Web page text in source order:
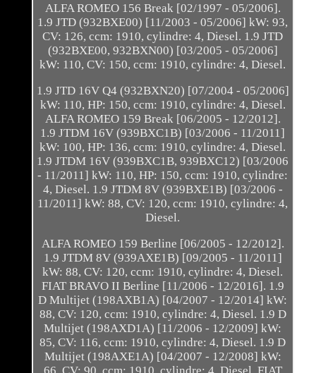
ALFA ROMEO 156 Break [02/1997 - 05/2006].
1.9 JTD (932BXE00) [11/2003 - 05/2006] kW: 93,
CV: 126, ccm: 1910, cylindre: 4, Diesel. 1.9 JTD
(932BXE00, 932BXN00) [03/2005 - 05/2006]
kW: 110, CV: 150, ccm: 1910, cylindre: 4, Diesel.
1.9 JTD 16V Q4 (932BXN20) [07/2004 - 05/2006]
kW: 110, HP: 150, ccm: 1910, cylindre: 4, Diesel.
ALFA ROMEO 159 Break [06/2005 - 12/2012].
1.9 JTDM 16V (939BXC1B) [03/2006 - 11/2011]
kW: 100, HP: 136, ccm: 1910, cylindre: 4, Diesel.
1.9 JTDM 16V (939BXC1B, 939BXC12) [03/2006
- 11/2011] kW: 110, HP: 150, ccm: 1910, cylindre:
4, Diesel. 1.9 JTDM 8V (939BXE1B) [03/2006 -
11/2011] kW: 88, CV: 120, ccm: 1910, cylindre: 4,
Diesel.
ALFA ROMEO 159 Berline [06/2005 - 12/2012].
1.9 JTDM 8V (939AXE1B) [09/2005 - 11/2011]
kW: 88, CV: 120, ccm: 1910, cylindre: 4, Diesel.
FIAT BRAVO II Berline [11/2006 - 12/2016]. 1.9
D Multijet (198AXB1A) [04/2007 - 12/2014] kW:
88, CV: 120, ccm: 1910, cylindre: 4, Diesel. 1.9 D
Multijet (198AXD1A) [11/2006 - 12/2009] kW:
85, CV: 116, ccm: 1910, cylindre: 4, Diesel. 1.9 D
Multijet (198AXE1A) [04/2007 - 12/2008] kW: